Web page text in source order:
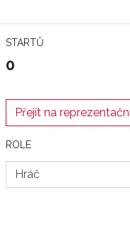
STARTŮ
0
Přejít na
ROLE